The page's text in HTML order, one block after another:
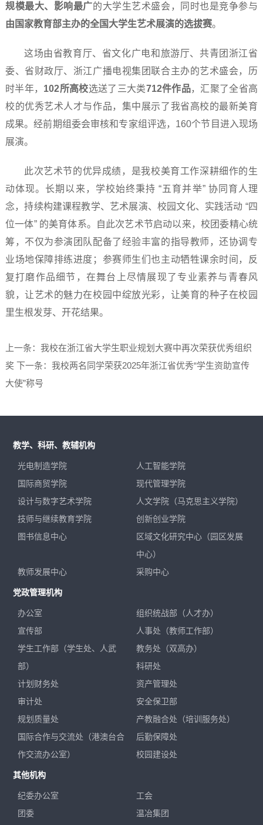
规模最大、影响最广的大学生艺术盛会，同时也是竞争参与
由国家教育部主办的全国大学生艺术展演的选拔赛。
这场由省教育厅、省文化广电和旅游厅、共青团浙江省
委、省财政厅、浙江广播电视集团联合主办的艺术盛会，历
时半年， 102所高校选送了三大类712件作品，汇聚了全省高
校的优秀艺术人才与作品，集中展示了我省高校的最新美育
成果。经前期组委会审核和专家组评选，160个节目进入现场
展演。
此次艺术节的优异成绩，是我校美育工作深耕细作的生
动体现。长期以来，学校始终秉持 “五育并举” 协同育人理
念，持续构建课程教学、艺术展演、校园文化、实践活动 “四
位一体” 的美育体系。自此次艺术节启动以来，校团委精心统
筹，不仅为参演团队配备了经验丰富的指导教师，还协调专
业场地保障排练进度；参赛师生们也主动牺牲课余时间，反
复打磨作品细节，在舞台上尽情展现了专业素养与青春风
貌，让艺术的魅力在校园中绽放光彩，让美育的种子在校园
里生根发芽、开花结果。
上一条：我校在浙江省大学生职业规划大赛中再次荣获优秀组织
奖 下一条：我校两名同学荣获2025年浙江省优秀“学生资助宣传
大使”称号
教学、科研、教辅机构
光电制造学院
人工智能学院
国际商贸学院
现代管理学院
设计与数字艺术学院
人文学院（马克思主义学院）
技师与继续教育学院
创新创业学院
图书信息中心
区域文化研究中心（园区发展
中心）
教师发展中心
采购中心
党政管理机构
办公室
组织统战部（人才办）
宣传部
人事处（教师工作部）
学生工作部（学生处、人武
部）
教务处（双高办）
科研处
计划财务处
资产管理处
审计处
安全保卫部
规划质量处
产教融合处（培训服务处）
国际合作与交流处（港澳台合
作交流办公室）
后勤保障处
校园建设处
其他机构
纪委办公室
工会
团委
温冶集团